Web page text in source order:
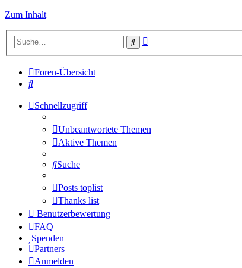
Zum Inhalt
Suche
Foren-Übersicht
Suche
Schnellzugriff
Unbeantwortete Themen
Aktive Themen
Suche
Posts toplist
Thanks list
Benutzerbewertung
FAQ
Spenden
Partners
Anmelden